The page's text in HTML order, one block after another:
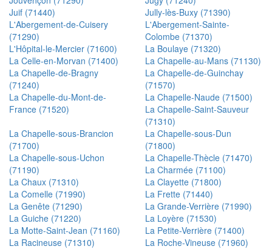
Juif (71440)
Jully-lès-Buxy (71390)
L'Abergement-de-Cuisery
(71290)
L'Abergement-Sainte-
Colombe (71370)
L'Hôpital-le-Mercier (71600)
La Boulaye (71320)
La Celle-en-Morvan (71400)
La Chapelle-au-Mans (71130)
La Chapelle-de-Bragny
(71240)
La Chapelle-de-Guinchay
(71570)
La Chapelle-du-Mont-de-
France (71520)
La Chapelle-Naude (71500)
La Chapelle-Saint-Sauveur
(71310)
La Chapelle-sous-Brancion
(71700)
La Chapelle-sous-Dun
(71800)
La Chapelle-sous-Uchon
(71190)
La Chapelle-Thècle (71470)
La Charmée (71100)
La Chaux (71310)
La Clayette (71800)
La Comelle (71990)
La Frette (71440)
La Genête (71290)
La Grande-Verrière (71990)
La Guiche (71220)
La Loyère (71530)
La Motte-Saint-Jean (71160)
La Petite-Verrière (71400)
La Racineuse (71310)
La Roche-Vineuse (71960)